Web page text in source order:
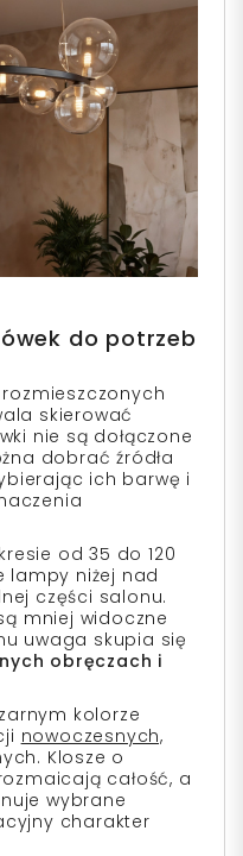
do potrzeb
rozmieszczonych
skierować
nie są dołączone
dobrać źródła
ich barwę i
od 35 do 120
lampy niżej nad
części salonu.
mniej widoczne
uwaga skupia się
obręczach i
kolorze
nowoczesnych,
Klosze o
całość, a
wybrane
charakter